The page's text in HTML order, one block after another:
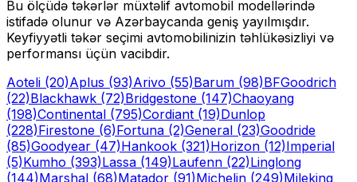
Bu ölçüdə təkərlər müxtəlif avtomobil modellərində
istifadə olunur və Azərbaycanda geniş yayılmışdır.
Keyfiyyətli təkər seçimi avtomobilinizin təhlükəsizliyi və
performansı üçün vacibdir.
Aoteli (20)Aplus (93)Arivo (55)Barum (98)BFGoodrich
(22)Blackhawk (72)Bridgestone (147)Chaoyang
(198)Continental (795)Cordiant (19)Dunlop
(228)Firestone (6)Fortuna (2)General (23)Goodride
(85)Goodyear (47)Hankook (321)Horizon (12)Imperial
(5)Kumho (393)Lassa (149)Laufenn (22)Linglong
(144)Marshal (68)Matador (91)Michelin (249)Mileking